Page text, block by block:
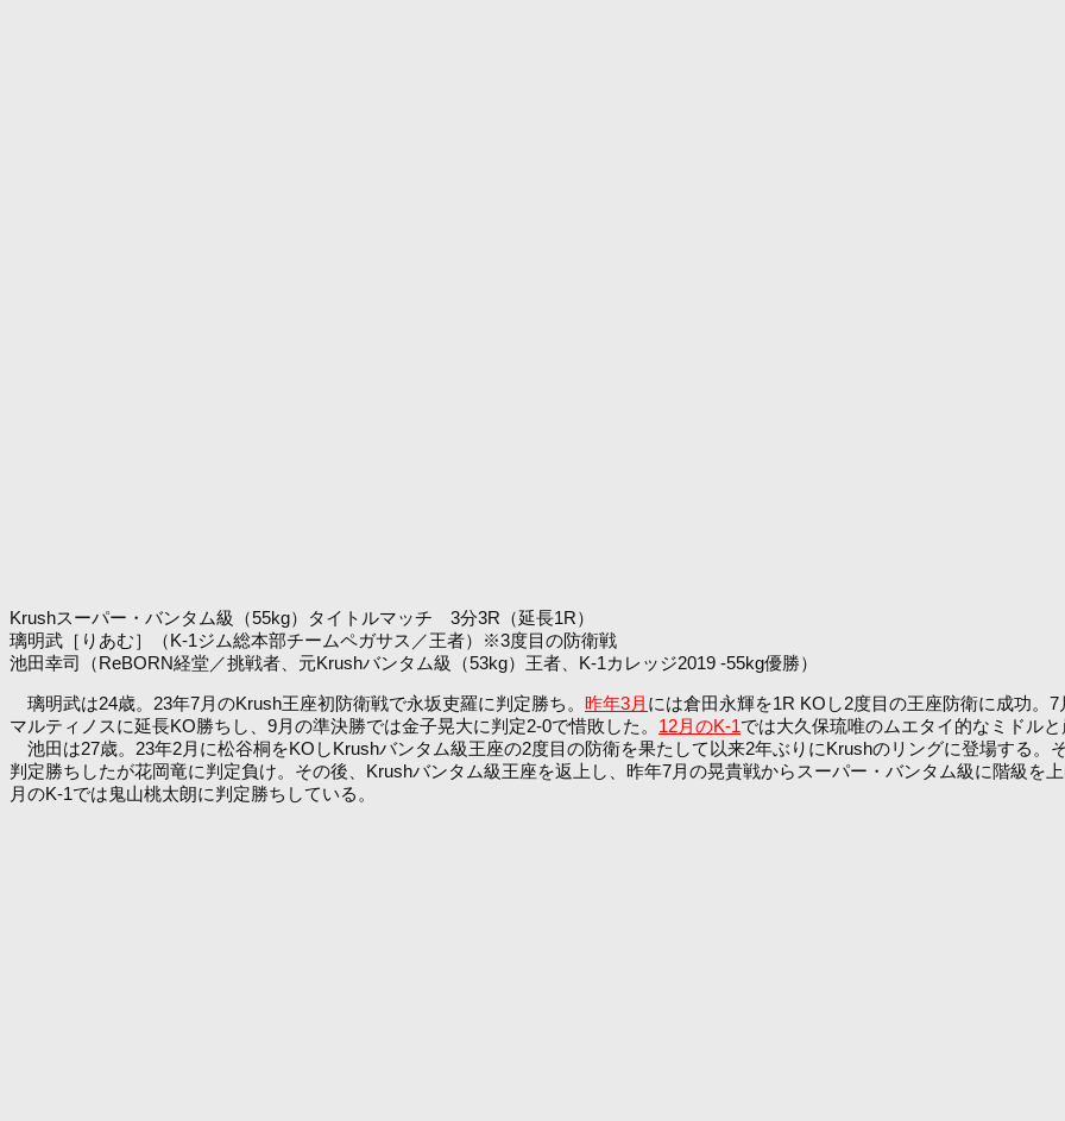
Krushスーパー・バンタム級（55kg）タイトルマッチ 3分3R（延長1R）
璃明武［りあむ］（K-1ジム総本部チームペガサス／王者）※3度目の防衛戦
池田幸司（ReBORN経堂／挑戦者、元Krushバンタム級（53kg）王者、K-1カレッジ2019 -55kg優勝）
璃明武は24歳。23年7月のKrush王座初防衛戦で永坂吏羅に判定勝ち。 昨年3月 には倉田永輝を1R KOし2度目の王座防衛に成功。
マルティノスに延長KO勝ちし、9月の準決勝では金子晃大に判定2-0で惜敗した。 12月のK-1では大久保琉唯のムエタイ的なミドル
池田は27歳。23年2月に松谷桐をKOしKrushバンタム級王座の2度目の防衛を果たして以来2年ぶりにKrushのリングに登場する。
判定勝ちしたが花岡竜に判定負け。その後、Krushバンタム級王座を返上し、昨年7月の晃貴戦からスーパー・バンタム級に階級を
月のK-1では鬼山桃太朗に判定勝ちしている。